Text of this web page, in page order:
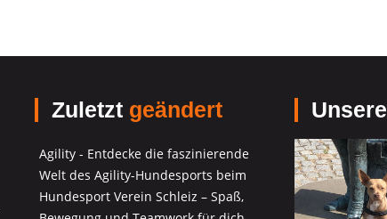
Zuletztgeändert
Agility - Entdecke die faszinierende
Welt des Agility-Hundesports beim
Hundesport Verein Schleiz – Spaß,
Unsere